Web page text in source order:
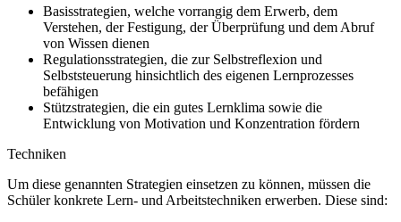
Basisstrategien, welche vorrangig dem Erwerb, dem
Verstehen, der Festigung, der Überprüfung und dem Abruf
von Wissen dienen
Regulationsstrategien, die zur Selbstreflexion und
Selbststeuerung hinsichtlich des eigenen Lernprozesses
befähigen
Stützstrategien, die ein gutes Lernklima sowie die
Entwicklung von Motivation und Konzentration fördern
Techniken
Um diese genannten Strategien einsetzen zu können, müssen die
Schüler konkrete Lern- und Arbeitstechniken erwerben. Diese sind: